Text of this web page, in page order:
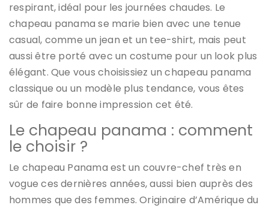
respirant, idéal pour les journées chaudes. Le
chapeau panama se marie bien avec une tenue
casual, comme un jean et un tee-shirt, mais peut
aussi être porté avec un costume pour un look plus
élégant. Que vous choisissiez un chapeau panama
classique ou un modèle plus tendance, vous êtes
sûr de faire bonne impression cet été.
Le chapeau panama : comment
le choisir ?
Le chapeau Panama est un couvre-chef très en
vogue ces dernières années, aussi bien auprès des
hommes que des femmes. Originaire d’Amérique du